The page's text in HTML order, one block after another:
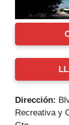
Dirección:
Recreativa y